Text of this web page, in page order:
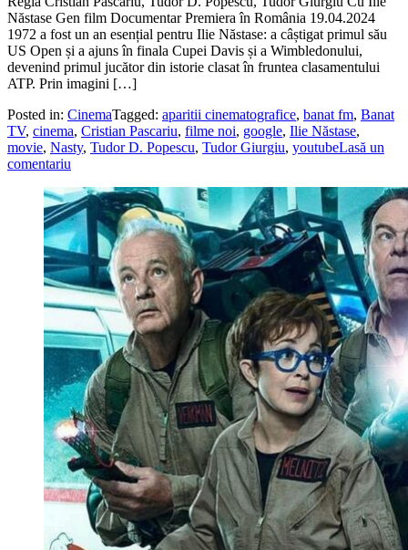
Năstase Gen film Documentar Premiera în România 19.04.2024
1972 a fost un an esențial pentru Ilie Năstase: a câștigat primul său
US Open și a ajuns în finala Cupei Davis și a Wimbledonului,
devenind primul jucător din istorie clasat în fruntea clasamentului
ATP. Prin imagini […]
Posted in: CinemaTagged: aparitii cinematografice, banat fm, Banat
TV, cinema, Cristian Pascariu, filme noi, google, Ilie Năstase,
movie, Nasty, Tudor D. Popescu, Tudor Giurgiu, youtubeLasă un
comentariu